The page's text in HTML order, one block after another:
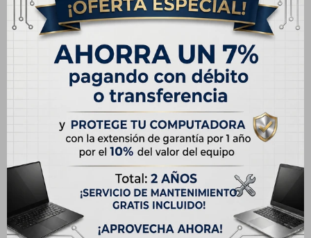
Envíos
Cambios y Devoluciones
Medios de pago
Especificaciones
CARACTERÍSTICAS
Capacidad
128 GB